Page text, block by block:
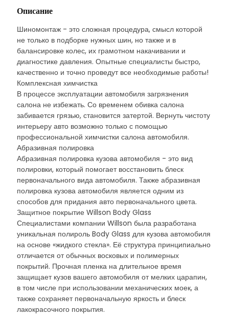
Описание
Шиномонтаж - это сложная процедура, смысл которой
не только в подборке нужных шин, но также и в
балансировке колес, их грамотном накачивании и
диагностике давления. Опытные специалисты быстро,
качественно и точно проведут все необходимые работы!
Комплексная химчистка
В процессе эксплуатации автомобиля загрязнения
салона не избежать. Со временем обивка салона
забивается грязью, становится затертой. Вернуть чистоту
интерьеру авто возможно только с помощью
профессиональной химчистки салона автомобиля.
Абразивная полировка
Абразивная полировка кузова автомобиля - это вид
полировки, который помогает восстановить блеск
первоначального вида автомобиля. Также абразивная
полировка кузова автомобиля является одним из
способов для придания авто первоначального цвета.
Защитное покрытие Willson Body Glass
Специалистами компании Willson была разработана
уникальная полироль Body Glass для кузова автомобиля
на основе «жидкого стекла». Её структура принципиально
отличается от обычных восковых и полимерных
покрытий. Прочная пленка на длительное время
защищает кузов вашего автомобиля от мелких царапин,
в том числе при использовании механических моек, а
также сохраняет первоначальную яркость и блеск
лакокрасочного покрытия.